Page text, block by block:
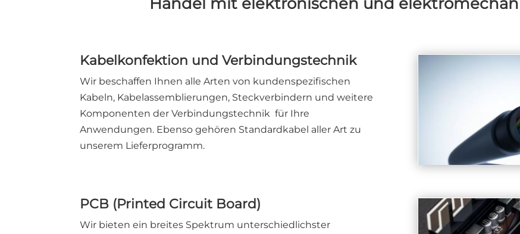
Kabelkonfektion und Verbindungstechnik
Wir beschaffen Ihnen alle Arten von kundenspezifischen
Kabeln, Kabelassemblierungen, Steckverbindern und weitere
Komponenten der Verbindungstechnik für Ihre
Anwendungen. Ebenso gehören Standardkabel aller Art zu
unserem Lieferprogramm.
PCB (Printed Circuit Board)
Wir bieten ein breites Spektrum unterschiedlichster